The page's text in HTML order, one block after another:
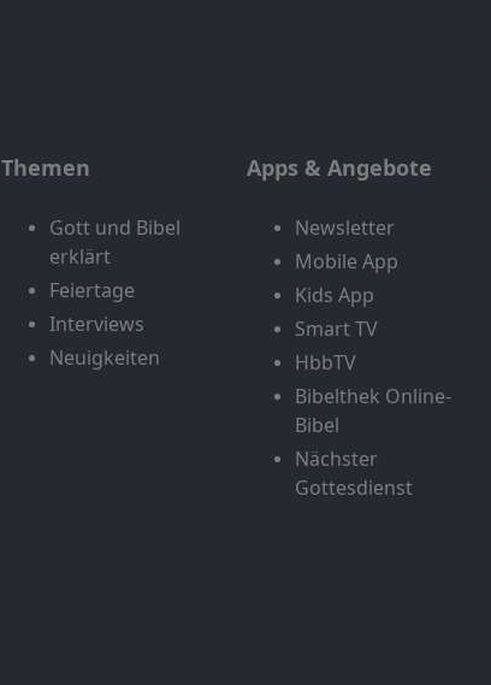
Themen
Gott und Bibel
erklärt
Feiertage
Interviews
Neuigkeiten
Apps & Angebote
Newsletter
Mobile App
Kids App
Smart TV
HbbTV
Bibelthek Online-
Bibel
Nächster
Gottesdienst